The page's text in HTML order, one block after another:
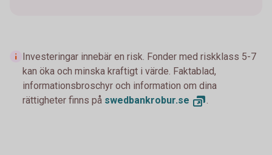
Investeringar innebär en risk. Fonder med riskklass 5-7
kan öka och minska kraftigt i värde. Faktablad,
informationsbroschyr och information om dina
rättigheter finns på swedbankrobur.se .